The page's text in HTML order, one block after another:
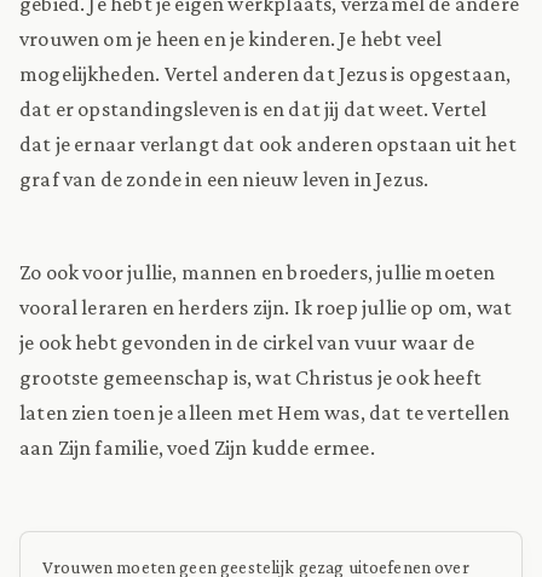
vrouwen om je heen en je kinderen. Je hebt veel
mogelijkheden. Vertel anderen dat Jezus is opgestaan,
dat er opstandingsleven is en dat jij dat weet. Vertel
dat je ernaar verlangt dat ook anderen opstaan uit het
graf van de zonde in een nieuw leven in Jezus.
Zo ook voor jullie, mannen en broeders, jullie moeten
vooral leraren en herders zijn. Ik roep jullie op om, wat
je ook hebt gevonden in de cirkel van vuur waar de
grootste gemeenschap is, wat Christus je ook heeft
laten zien toen je alleen met Hem was, dat te vertellen
aan Zijn familie, voed Zijn kudde ermee.
Vrouwen moeten geen geestelijk gezag uitoefenen over